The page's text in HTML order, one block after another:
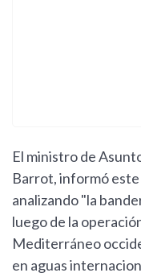
El ministro de
Barrot, informó
analizando "la
luego de la
Mediterráneo
en aguas